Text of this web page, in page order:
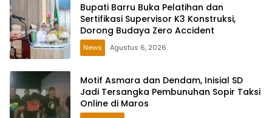
Bupati Barru Buka Pelatihan dan
Sertifikasi Supervisor K3 Konstruksi,
Dorong Budaya Zero Accident
News Agustus 6, 2026
Motif Asmara dan Dendam, Inisial SD
Jadi Tersangka Pembunuhan Sopir Taksi
Online di Maros